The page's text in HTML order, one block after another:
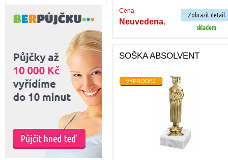
Cena
Neuvedena.
Zobrazit detail
skladem
SOŠKA ABSOLVENT
VÝPRODEJ